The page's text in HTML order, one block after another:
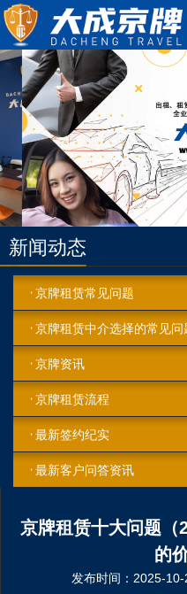
新闻动态
京牌租赁常见问题
京牌租赁中介选择的常见问
京牌资讯
京牌租赁流程
最新签约纪实
最新客户问答资讯
京牌租赁十大问题（
的
发布时间：2025-